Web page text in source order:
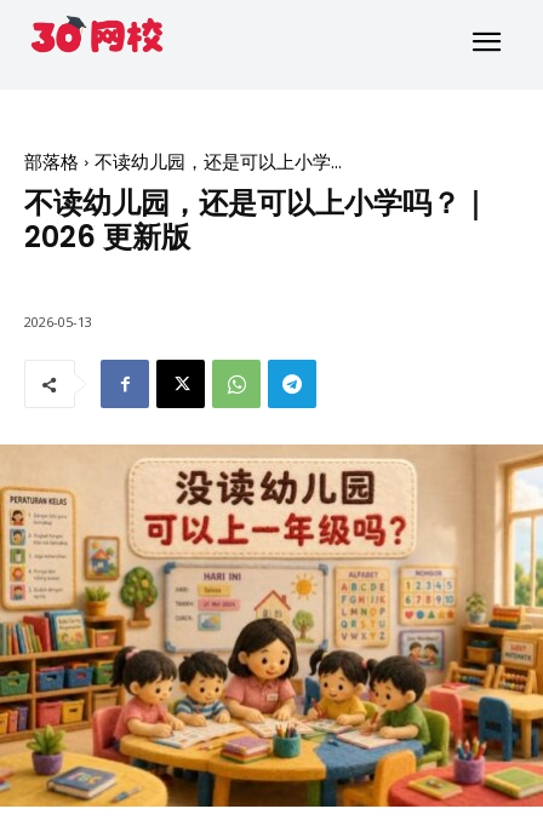
部落格 不读幼儿园，还是可以上小学...
不读幼儿园，还是可以上小学吗？｜
2026 更新版
2026-05-13